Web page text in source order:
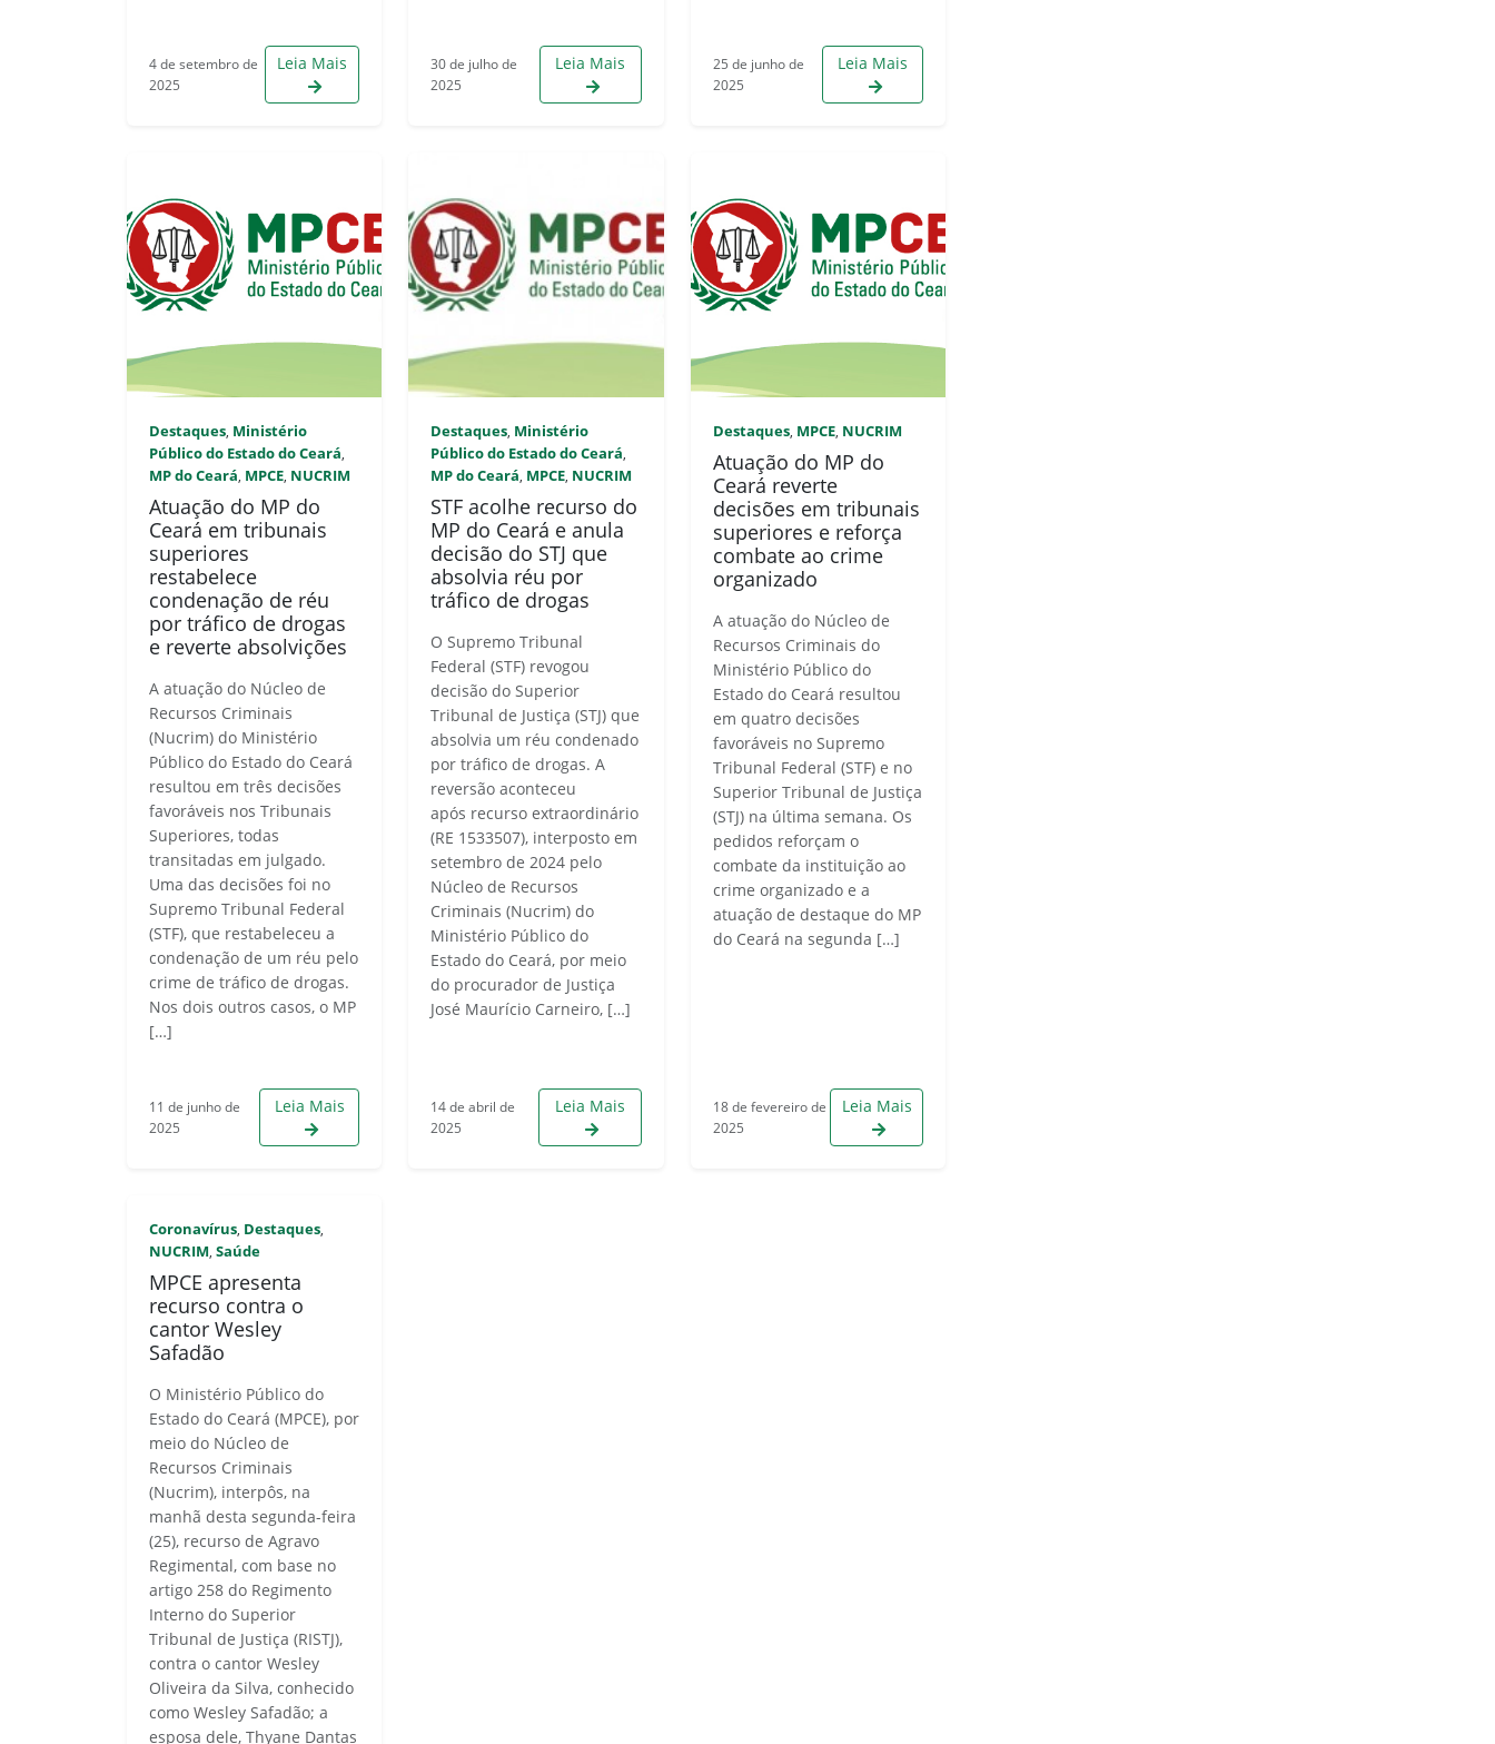
4 de setembro de
2025
Leia Mais
30 de julho de
2025
Leia Mais
25 de junho de
2025
Leia Mais
Destaques, Ministério
Público do Estado do Ceará,
MP do Ceará, MPCE, NUCRIM
Atuação do MP do
Ceará em tribunais
superiores
restabelece
condenação de réu
por tráfico de drogas
e reverte absolvições
A atuação do Núcleo de
Recursos Criminais
(Nucrim) do Ministério
Público do Estado do Ceará
resultou em três decisões
favoráveis nos Tribunais
Superiores, todas
transitadas em julgado.
Uma das decisões foi no
Supremo Tribunal Federal
(STF), que restabeleceu a
condenação de um réu pelo
crime de tráfico de drogas.
Nos dois outros casos, o MP
[…]
11 de junho de
2025
Leia Mais
Destaques, Ministério
Público do Estado do Ceará,
MP do Ceará, MPCE, NUCRIM
STF acolhe recurso do
MP do Ceará e anula
decisão do STJ que
absolvia réu por
tráfico de drogas
O Supremo Tribunal
Federal (STF) revogou
decisão do Superior
Tribunal de Justiça (STJ) que
absolvia um réu condenado
por tráfico de drogas. A
reversão aconteceu
após recurso extraordinário
(RE 1533507), interposto em
setembro de 2024 pelo
Núcleo de Recursos
Criminais (Nucrim) do
Ministério Público do
Estado do Ceará, por meio
do procurador de Justiça
José Maurício Carneiro, […]
14 de abril de
2025
Leia Mais
Destaques, MPCE, NUCRIM
Atuação do MP do
Ceará reverte
decisões em tribunais
superiores e reforça
combate ao crime
organizado
A atuação do Núcleo de
Recursos Criminais do
Ministério Público do
Estado do Ceará resultou
em quatro decisões
favoráveis no Supremo
Tribunal Federal (STF) e no
Superior Tribunal de Justiça
(STJ) na última semana. Os
pedidos reforçam o
combate da instituição ao
crime organizado e a
atuação de destaque do MP
do Ceará na segunda […]
18 de fevereiro de
2025
Leia Mais
Coronavírus, Destaques,
NUCRIM, Saúde
MPCE apresenta
recurso contra o
cantor Wesley
Safadão
O Ministério Público do
Estado do Ceará (MPCE), por
meio do Núcleo de
Recursos Criminais
(Nucrim), interpôs, na
manhã desta segunda-feira
(25), recurso de Agravo
Regimental, com base no
artigo 258 do Regimento
Interno do Superior
Tribunal de Justiça (RISTJ),
contra o cantor Wesley
Oliveira da Silva, conhecido
como Wesley Safadão; a
esposa dele, Thyane Dantas